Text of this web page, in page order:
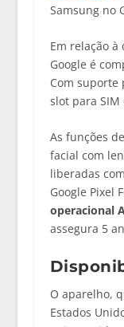
Samsung no
Em relação
Google é
Com suporte
slot para
As funções
facial com
liberadas
Google Pixel
operacional
assegura 5
O aparelho,
Estados